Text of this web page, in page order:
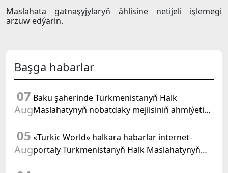
Maslahata gatnaşyjylaryň ählisine netijeli işlemegi
arzuw edýärin.
Başga habarlar
07
Aug
Baku şäherinde Türkmenistanyň Halk
Maslahatynyň nobatdaky mejlisiniň ähmiýetine
Kararnamasyna bagyşlanan maslahat geçirildi
05
Aug
«Turkic World» halkara habarlar internet-
portaly Türkmenistanyň Halk Maslahatynyň